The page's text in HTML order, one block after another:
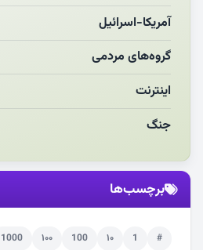
چرایی «استقبال از آقای ایران»
آمریکا-اسرائیل
گروه‌های مردمی
اینترنت
جنگ
برچسب‌ها
#
1 ۱۰ 100 ۱۰۰ 1000